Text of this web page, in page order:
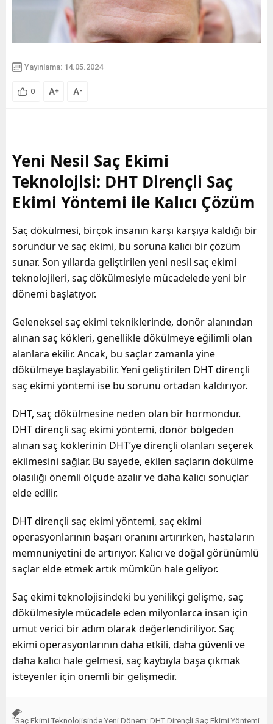
Yayınlama: 14.05.2024
0 A+ A-
Yeni Nesil Saç Ekimi
Teknolojisi: DHT Dirençli Saç
Ekimi Yöntemi ile Kalıcı Çözüm
Saç dökülmesi, birçok insanın karşı karşıya kaldığı bir
sorundur ve saç ekimi, bu soruna kalıcı bir çözüm
sunar. Son yıllarda geliştirilen yeni nesil saç ekimi
teknolojileri, saç dökülmesiyle mücadelede yeni bir
dönemi başlatıyor.
Geleneksel saç ekimi tekniklerinde, donör alanından
alınan saç kökleri, genellikle dökülmeye eğilimli olan
alanlara ekilir. Ancak, bu saçlar zamanla yine
dökülmeye başlayabilir. Yeni geliştirilen DHT dirençli
saç ekimi yöntemi ise bu sorunu ortadan kaldırıyor.
DHT, saç dökülmesine neden olan bir hormondur.
DHT dirençli saç ekimi yöntemi, donör bölgeden
alınan saç köklerinin DHT’ye dirençli olanları seçerek
ekilmesini sağlar. Bu sayede, ekilen saçların dökülme
olasılığı önemli ölçüde azalır ve daha kalıcı sonuçlar
elde edilir.
DHT dirençli saç ekimi yöntemi, saç ekimi
operasyonlarının başarı oranını artırırken, hastaların
memnuniyetini de artırıyor. Kalıcı ve doğal görünümlü
saçlar elde etmek artık mümkün hale geliyor.
Saç ekimi teknolojisindeki bu yenilikçi gelişme, saç
dökülmesiyle mücadele eden milyonlarca insan için
umut verici bir adım olarak değerlendiriliyor. Saç
ekimi operasyonlarının daha etkili, daha güvenli ve
daha kalıcı hale gelmesi, saç kaybıyla başa çıkmak
isteyenler için önemli bir gelişmedir.
"Saç Ekimi Teknolojisinde Yeni Dönem: DHT Dirençli Saç Ekimi Yöntemi